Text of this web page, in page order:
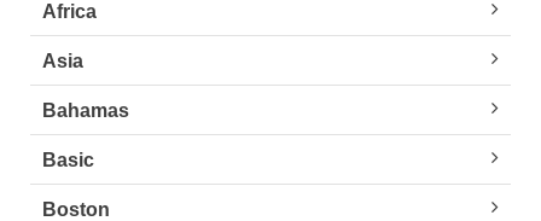
Africa
Asia
Bahamas
Basic
Boston